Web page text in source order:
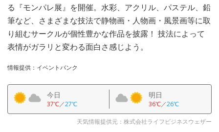
る『モンパレ展』を開催。水彩、アクリル、パステル、鉛
筆など、さまざまな技法で静物画・人物画・風景画等に取
り組むサークルが個性豊かな作品を披露！ 技法によって
表情がガラリと変わる面白さ感じよう。
情報提供：イベントバンク
今日
37℃／27℃
明日
36℃／26℃
天気情報提供元：株式会社ライフビジネスウェザー